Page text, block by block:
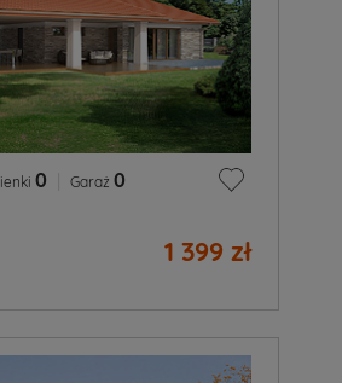
0 Garaż 0
1 399 zł